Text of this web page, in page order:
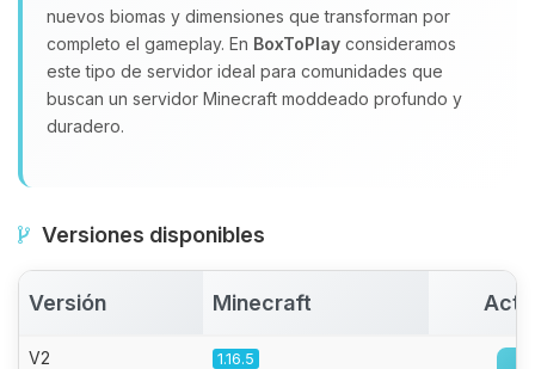
nuevos biomas y dimensiones que transforman por
completo el gameplay. En BoxToPlay consideramos
este tipo de servidor ideal para comunidades que
buscan un servidor Minecraft moddeado profundo y
duradero.
Versiones disponibles
Versión Minecraft
V2 1.16.5